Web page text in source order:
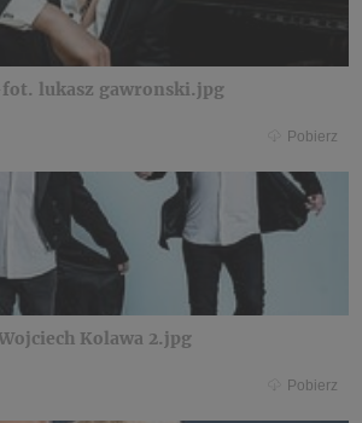
lukasz gawronski.jpg
Pobierz
Trio foto Wojciech Kolawa 2.jpg
Pobierz